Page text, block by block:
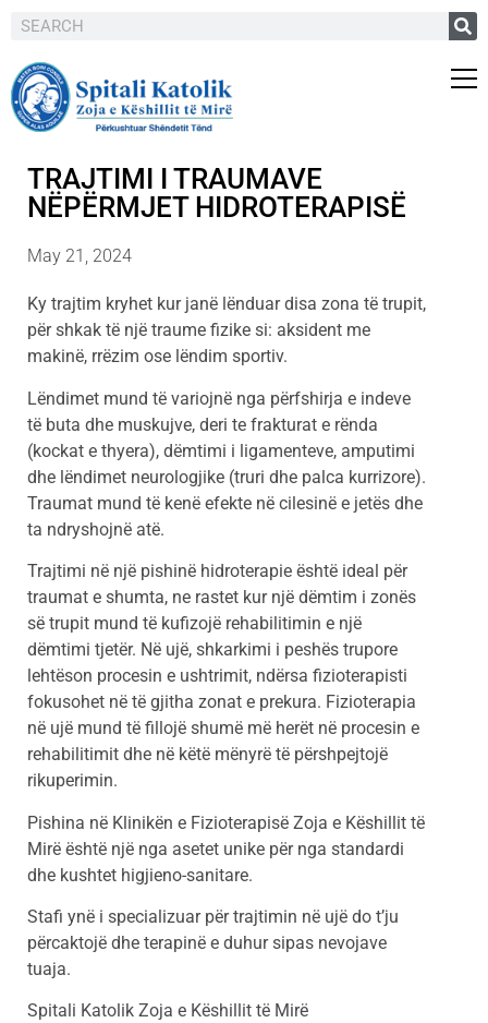
TRAJTIMI I TRAUMAVE
NËPËRMJET HIDROTERAPISË
May 21, 2024
Ky trajtim kryhet kur janë lënduar disa zona të trupit,
për shkak të një traume fizike si: aksident me
makinë, rrëzim ose lëndim sportiv.
Lëndimet mund të variojnë nga përfshirja e indeve
të buta dhe muskujve, deri te frakturat e rënda
(kockat e thyera), dëmtimi i ligamenteve, amputimi
dhe lëndimet neurologjike (truri dhe palca kurrizore).
Traumat mund të kenë efekte në cilesinë e jetës dhe
ta ndryshojnë atë.
Trajtimi në një pishinë hidroterapie është ideal për
traumat e shumta, ne rastet kur një dëmtim i zonës
së trupit mund të kufizojë rehabilitimin e një
dëmtimi tjetër. Në ujë, shkarkimi i peshës trupore
lehtëson procesin e ushtrimit, ndërsa fizioterapisti
fokusohet në të gjitha zonat e prekura. Fizioterapia
në ujë mund të fillojë shumë më herët në procesin e
rehabilitimit dhe në këtë mënyrë të përshpejtojë
rikuperimin.
Pishina në Klinikën e Fizioterapisë Zoja e Këshillit të
Mirë është një nga asetet unike për nga standardi
dhe kushtet higjieno-sanitare.
Stafi ynë i specializuar për trajtimin në ujë do t’ju
përcaktojë dhe terapinë e duhur sipas nevojave
tuaja.
Spitali Katolik Zoja e Këshillit të Mirë